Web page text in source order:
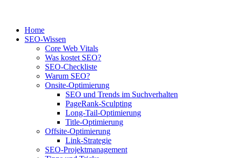
Home
SEO-Wissen
Core Web Vitals
Was kostet SEO?
SEO-Checkliste
Warum SEO?
Onsite-Optimierung
SEO und Trends im Suchverhalten
PageRank-Sculpting
Long-Tail-Optimierung
Title-Optimierung
Offsite-Optimierung
Link-Strategie
SEO-Projektmanagement